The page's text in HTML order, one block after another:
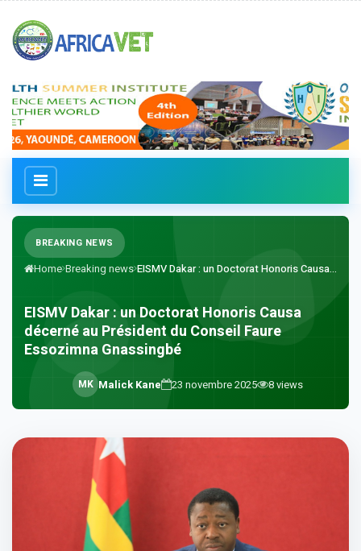
Home Breaking news EISMV Dakar : un Doctorat Honoris Causa...
BREAKING NEWS
EISMV Dakar : un Doctorat Honoris Causa
décerné au Président du Conseil Faure
Essozimna Gnassingbé
MK Malick Kane 23 novembre 2025 8views